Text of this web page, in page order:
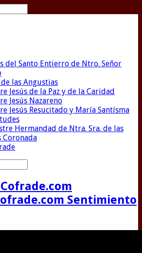
del Santo Entierro de Ntro. Señor
las Angustias
Jesús de la Paz y de la Caridad
Jesús Nazareno
Jesús Resucitado y María Santísma
Hermandad de Ntra. Sra. de las
Coronada
Sentimiento